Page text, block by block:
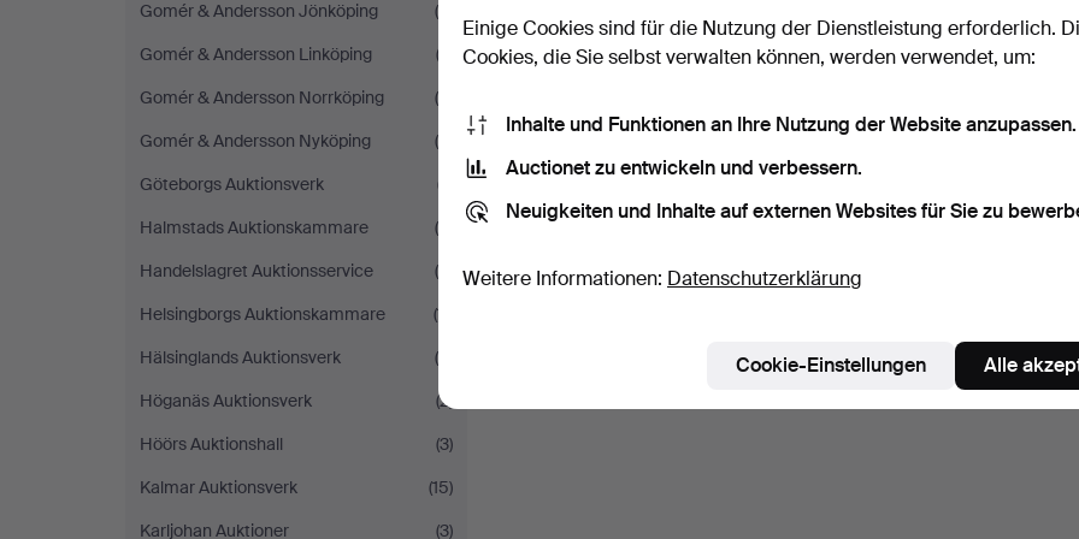
Gomér & Andersson Jönköping
(6)
Gomér & Andersson Linköping
(3)
Gomér & Andersson Norrköping
(6)
Gomér & Andersson Nyköping
(4)
Göteborgs Auktionsverk
(7)
Halmstads Auktionskammare
(6)
Handelslagret Auktionsservice
(6)
Helsingborgs Auktionskammare
(11)
Hälsinglands Auktionsverk
(5)
Höganäs Auktionsverk
(2)
Höörs Auktionshall
(3)
Kalmar Auktionsverk
(15)
Karljohan Auktioner
(3)
Einige Cookies sind für die Nutzung der Dienstleistung erforderlich.
Cookies, die Sie selbst verwalten können, werden verwendet, um:
Inhalte und Funktionen an Ihre Nutzung der Website anzupassen.
Auctionet zu entwickeln und verbessern.
Neuigkeiten und Inhalte auf externen Websites für Sie zu
Weitere Informationen: Datenschutzerklärung
Cookie-Einstellungen Alle